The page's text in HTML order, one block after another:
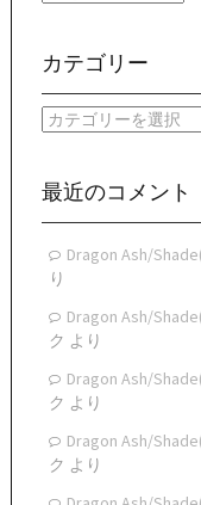
ー
イ
ブ
カテゴリー
カ
リ
最近のコメント
Dragon Ash/
り
Dragon Ash/
ク より
Dragon Ash/
ク より
Dragon Ash/
ク より